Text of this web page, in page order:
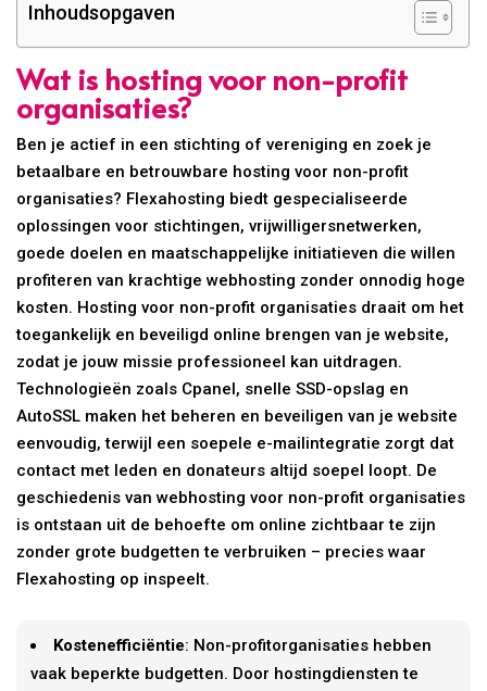
Inhoudsopgaven
Wat is hosting voor non-profit
organisaties?
Ben je actief in een stichting of vereniging en zoek je
betaalbare en betrouwbare hosting voor non-profit
organisaties? Flexahosting biedt gespecialiseerde
oplossingen voor stichtingen, vrijwilligersnetwerken,
goede doelen en maatschappelijke initiatieven die willen
profiteren van krachtige webhosting zonder onnodig hoge
kosten. Hosting voor non-profit organisaties draait om het
toegankelijk en beveiligd online brengen van je website,
zodat je jouw missie professioneel kan uitdragen.
Technologieën zoals Cpanel, snelle SSD-opslag en
AutoSSL maken het beheren en beveiligen van je website
eenvoudig, terwijl een soepele e-mailintegratie zorgt dat
contact met leden en donateurs altijd soepel loopt. De
geschiedenis van webhosting voor non-profit organisaties
is ontstaan uit de behoefte om online zichtbaar te zijn
zonder grote budgetten te verbruiken – precies waar
Flexahosting op inspeelt.
Kostenefficiëntie: Non-profitorganisaties hebben
vaak beperkte budgetten. Door hostingdiensten te